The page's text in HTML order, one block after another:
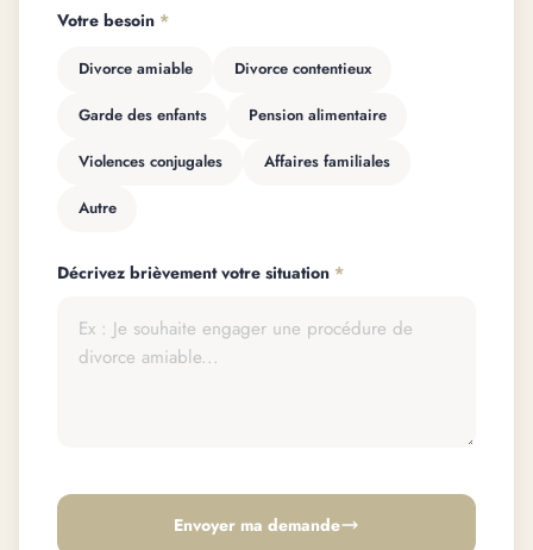
Votre besoin *
Divorce amiable Divorce contentieux
Garde des enfants Pension alimentaire
Violences conjugales Affaires familiales
Autre
Décrivez brièvement votre situation *
Envoyer ma demande